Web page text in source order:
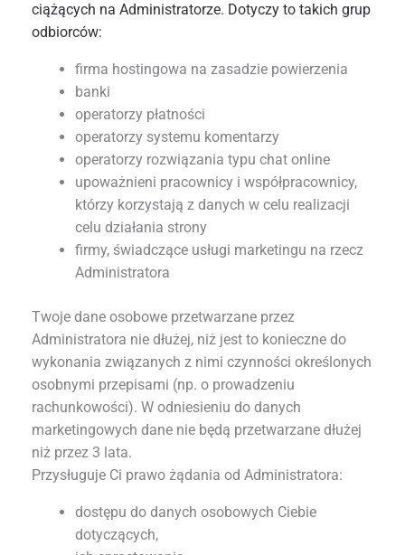
ciążących na Administratorze. Dotyczy to takich grup
odbiorców:
firma hostingowa na zasadzie powierzenia
banki
operatorzy płatności
operatorzy systemu komentarzy
operatorzy rozwiązania typu chat online
upoważnieni pracownicy i współpracownicy,
którzy korzystają z danych w celu realizacji
celu działania strony
firmy, świadczące usługi marketingu na rzecz
Administratora
Twoje dane osobowe przetwarzane przez
Administratora nie dłużej, niż jest to konieczne do
wykonania związanych z nimi czynności określonych
osobnymi przepisami (np. o prowadzeniu
rachunkowości). W odniesieniu do danych
marketingowych dane nie będą przetwarzane dłużej
niż przez 3 lata.
Przysługuje Ci prawo żądania od Administratora:
dostępu do danych osobowych Ciebie
dotyczących,